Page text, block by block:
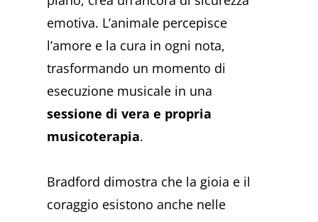
emotiva. L’animale percepisce
l’amore e la cura in ogni nota,
trasformando un momento di
esecuzione musicale in una
sessione di vera e propria
musicoterapia.
Bradford dimostra che la gioia e il
coraggio esistono anche nelle